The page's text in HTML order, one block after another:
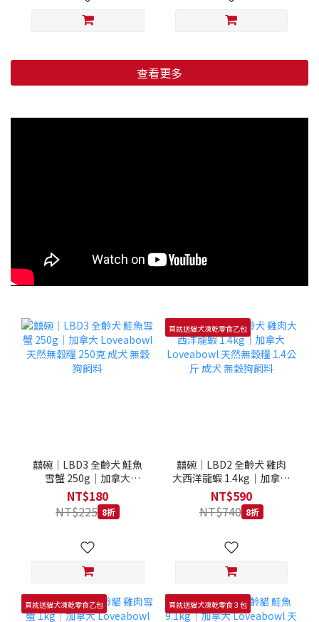
查看更多
囍碗｜LBD3 全齡犬 鮭魚
雪蟹 250g｜加拿大
Loveabowl 天然無穀糧
250克 成犬 無穀狗飼料
NT$180
NT$225 8折
買就送貓犬凍乾零食乙包
囍碗｜LBD2 全齡犬 雞肉
大西洋龍蝦 1.4kg｜加拿大
Loveabowl 天然無穀糧
1.4公斤 成犬 無穀狗飼料
NT$590
NT$740 8折
買就送貓犬凍乾零食乙包 買就送貓犬凍乾零食３包